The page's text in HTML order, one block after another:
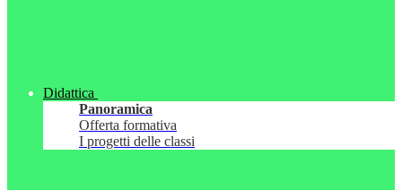
Didattica
Panoramica
Offerta formativa
I progetti delle classi